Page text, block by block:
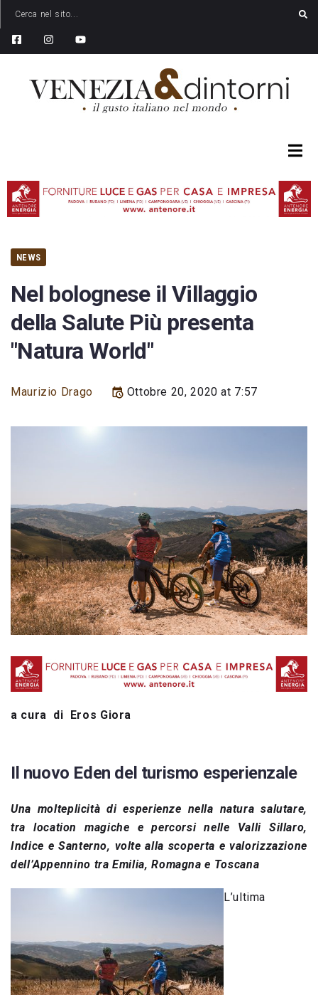
NEWS
Nel bolognese il Villaggio
della Salute Più presenta
"Natura World"
Maurizio Drago Ottobre 20, 2020 at 7:57
a cura di Eros Giora
Il nuovo Eden del turismo esperienzale
Una molteplicità di esperienze nella natura salutare,
tra location magiche e percorsi nelle Valli Sillaro,
Indice e Santerno, volte alla scoperta e valorizzazione
dell’Appennino tra Emilia, Romagna e Toscana
L’ultima